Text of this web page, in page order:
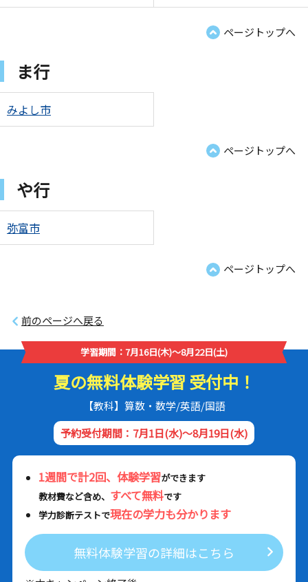
ページトップへ
ま行
みよし市
ページトップへ
や行
弥富市
ページトップへ
前のページへ戻る
学習期間：7月16日(木)～8月22日(土)
夏の無料体験学習 受付中！
【教科】算数・数学/英語/国語
予約受付期間：7月1日(水)～8月19日(水)
1週間で計2回、体験学習ができます
教材費など含め、 すべて無料です
学力診断テストで現在の学力も分かります
無料体験学習の詳細はこちら